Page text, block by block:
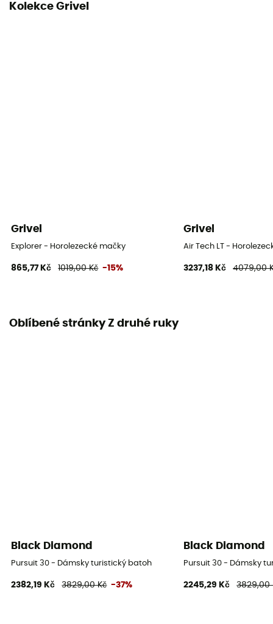
Kolekce Grivel
Grivel
Explorer - Horolezecké mačky
865,77 Kč 1019,00 Kč -15%
Grivel
Air Tech LT -
3237,18 Kč 4079,00
Oblíbené stránky Z druhé ruky
Black Diamond
Pursuit 30 - Dámsky turistický batoh
2382,19 Kč 3829,00 Kč -37%
Black Diamond
Pursuit 30 - Dámsky
2245,29 Kč 3829,00